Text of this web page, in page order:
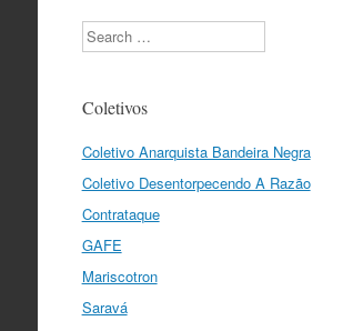
Search
Coletivos
Coletivo Anarquista Bandeira Negra
Coletivo Desentorpecendo A Razão
Contrataque
GAFE
Mariscotron
Saravá